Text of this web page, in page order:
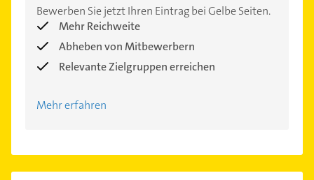
Bewerben Sie jetzt Ihren Eintrag bei Gelbe Seiten.
Mehr Reichweite
Abheben von Mitbewerbern
Relevante Zielgruppen erreichen
Mehr erfahren